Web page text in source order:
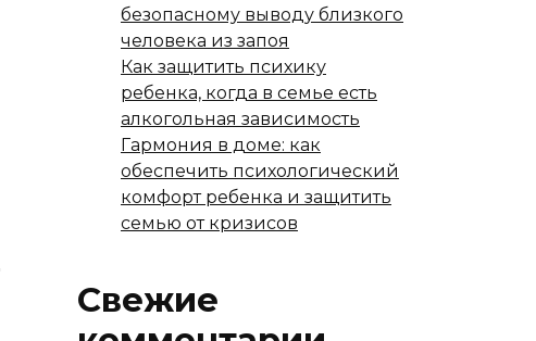
безопасному выводу близкого
человека из запоя
Как защитить психику
ребенка, когда в семье есть
алкогольная зависимость
Гармония в доме: как
обеспечить психологический
комфорт ребенка и защитить
семью от кризисов
Свежие